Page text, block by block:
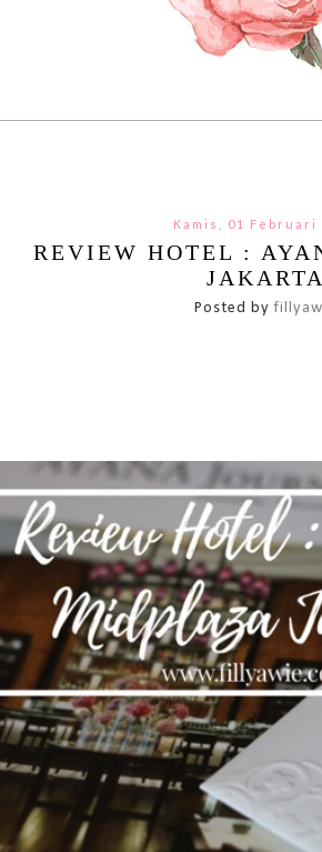
Kamis, 01 Februari
REVIEW HOTEL :
JAKARTA
Posted by